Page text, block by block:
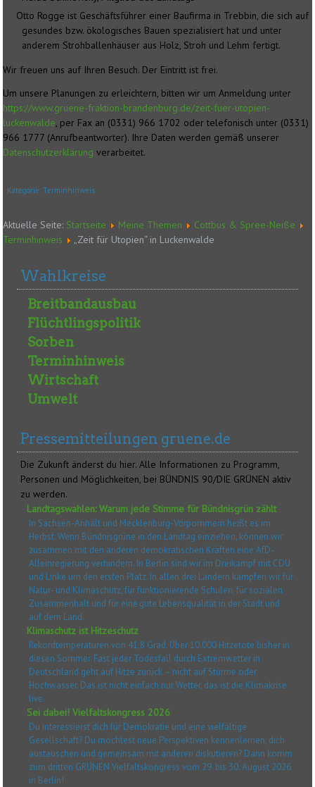
Otto Rogge ist Geschäftsführer einer Baufirma in Trebbin, die sich auf
gesundes bzw. ökologisches Bauen spezialisiert hat und unter
anderem Strohballenhäuser aus Holz, Stroh und Lehm fertigt.
Wir freuen uns auf Ihren Besuch. Der Eintritt ist frei.
Um unsere Planungen zu erleichtern, bitten wir um Anmeldung unter
https://www.gruene-fraktion-brandenburg.de/zeit-fuer-utopien-
luckenwalde, per Fax an (0331) 966 1702 oder telefonisch unter (0331)
966 1777 (Anrufbeantworter). Ihre Daten werden gemäß unserer
Datenschutzerklärung verarbeitet.
Kategorie:Terminhinweis
Aktuelle Seite: Startseite Meine Themen
Cottbus & Spree-Neiße
Terminhinweis
„Zeit für Utopien“ in Luckenwalde
Wahlkreise
Breitbandausbau
Flüchtlingspolitik
Sorben
Terminhinweis
Wirtschaft
Umwelt
Pressemitteilungen gruene.de
Die Zukunft änderst du hier. Alle Informationen zu Programm,
Personen und Möglichkeiten, bei BÜNDNIS 90/DIE GRÜNEN aktiv
zu werden.
Landtagswahlen: Warum jede Stimme für Bündnisgrün zählt
In Sachsen-Anhalt und Mecklenburg-Vorpommern heißt es im
Herbst: Wenn Bündnisgrüne in den Landtag einziehen, können wir
zusammen mit den anderen demokratischen Kräften eine AfD-
Alleinregierung verhindern. In Berlin sind wir im Dreikampf mit CDU
und Linke um den ersten Platz. In allen drei Ländern kämpfen wir für
Natur- und Klimaschutz, für funktionierende Schulen, für sozialen
Zusammenhalt und für eine gute Lebensqualität in der Stadt und
auf dem Land.
Klimaschutz ist Hitzeschutz
Rekordtemperaturen von 41,8 Grad. Über 10.000 Hitzetote bisher in
diesen Sommer. Fast jeder Todesfall durch Extremwetter in
Deutschland geht auf Hitze zurück – nicht auf Stürme oder
Hochwasser. Das ist nicht einfach nur Wetter, das ist die Klimakrise
live.
Sei dabei! Vielfaltskongress 2026
Du interessierst dich für Demokratie und eine vielfältige
Gesellschaft? Du möchtest neue Perspektiven kennenlernen, dich
austauschen und gemeinsam mit anderen diskutieren? Dann komm
zum dritten GRÜNEN Vielfaltskongress vom 29. bis 30. August 2026
in Berlin!